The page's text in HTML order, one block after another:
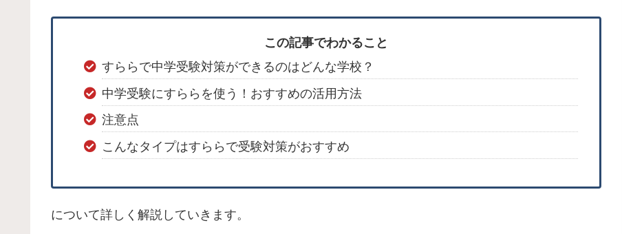
この記事でわかること
すららで中学受験対策ができるのはどんな学校？
中学受験にすららを使う！おすすめの活用方法
注意点
こんなタイプはすららで受験対策がおすすめ
について詳しく解説していきます。